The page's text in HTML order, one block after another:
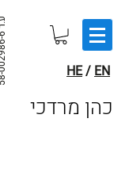
ע.ר
6 HE/ EN
כהן מרדכי